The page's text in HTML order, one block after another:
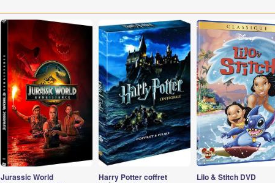
Jurassic World Harry Potter coffret Lilo & Stitch DVD